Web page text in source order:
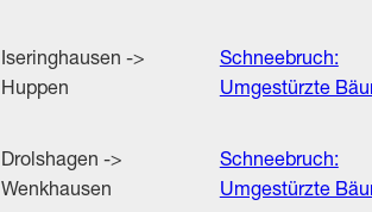
Iseringhausen ->
Huppen
Schneebruch:
Umgestürzte
Drolshagen ->
Wenkhausen
Schneebruch:
Umgestürzte